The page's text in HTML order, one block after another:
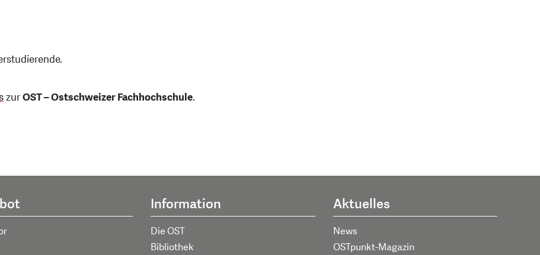
zurOST – Ostschweizer Fachhochschule.
Information
Die OST
Bibliothek
Aktuelles
News
OSTpunkt-Magazin